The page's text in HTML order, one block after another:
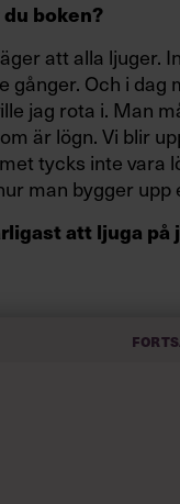
boken?
att alla ljuger.
gånger. Och i dag
jag rota i. Man
är lögn. Vi blir
tycks inte vara
man bygger upp
att ljuga på